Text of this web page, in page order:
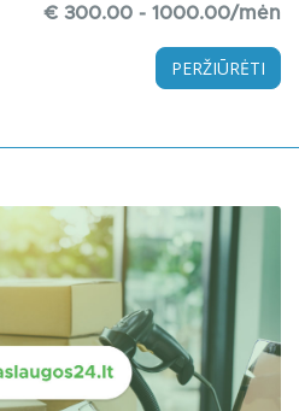
€ 300.00 - 1000.00/mėn
PERŽIŪRĖTI